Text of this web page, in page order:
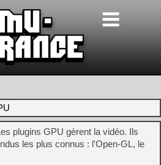
plugins GPU gèrent la vidéo. Ils
les plus connus : l'Open-GL, le